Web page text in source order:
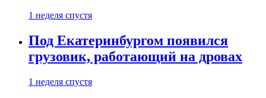
1 неделя спустя
Под Екатеринбургом появился
грузовик, работающий на дровах
1 неделя спустя